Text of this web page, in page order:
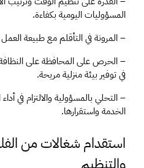
المسؤوليات اليومية بكفاءة.
– المرونة في التأقلم مع طبيعة
في توفير بيئة منزلية مريحة.
الخدمة واستقرارها.
والتنظيم